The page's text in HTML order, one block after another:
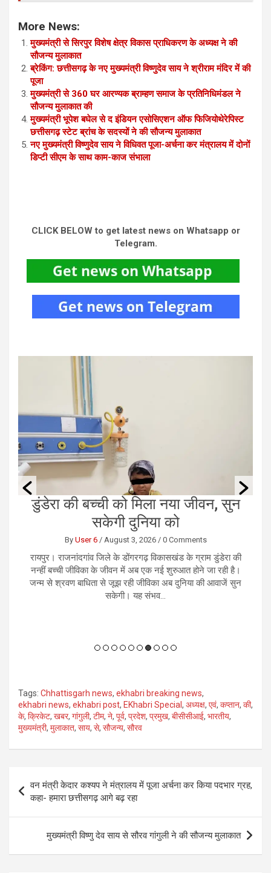
More News:
मुख्यमंत्री से सिरपुर विशेष क्षेत्र विकास प्राधिकरण के अध्यक्ष ने की
सौजन्य मुलाकात
ब्रेकिंग: छत्तीसगढ़ के नए मुख्यमंत्री विष्णुदेव साय ने श्रीराम मंदिर में की
पूजा
मुख्यमंत्री से 360 घर आरण्यक ब्राम्हण समाज के प्रतिनिधिमंडल ने
सौजन्य मुलाकात की
मुख्यमंत्री भूपेश बघेल से द इंडियन एसोसिएशन ऑफ फिजियोथेरेपिस्ट
छत्तीसगढ़ स्टेट ब्रांच के सदस्यों ने की सौजन्य मुलाकात
नए मुख्यमंत्री विष्णुदेव साय ने विधिवत पूजा-अर्चना कर मंत्रालय में दोनों
डिप्टी सीएम के साथ काम-काज संभाला
CLICK BELOW to get latest news on Whatsapp or
Telegram.
मिला नया जीवन, सुन
0 Comments
के डोंगरगढ़ विकासखंड के ग्राम डुंडेरा की
में अब एक नई शुरुआत होने जा रही है।
रही जीविका अब दुनिया की आवाजें सुन
छत्तीसगढ़ में
निराश्रित पशुओं
ByUser 6/August 6,
रायपुर। छत्तीसगढ़ में निराश्रित
राज्य सरकार ने एक बड़ा कदम
प्रदेशभर में चरणबद्ध तरीके से 1,460
Tags: Chhattisgarh news, ekhabri breaking news,
ekhabri news, ekhabri post, EKhabri Special, अध्यक्ष, एवं, कप्तान, की,
के, क्रिकेट, खबर, गांगुली, टीम, ने, पूर्व, प्रदेश, प्रमुख, बीसीसीआई, भारतीय,
मुख्यमंत्री, मुलाकात, साय, से, सौजन्य, सौरव
navigation
वन मंत्री केदार कश्यप ने मंत्रालय में पूजा अर्चना कर किया पदभार ग्रह,
कहा- हमारा छत्तीसगढ़ आगे बढ़ रहा
मुख्यमंत्री विष्णु देव साय से सौरव गांगुली ने की सौजन्य मुलाकात